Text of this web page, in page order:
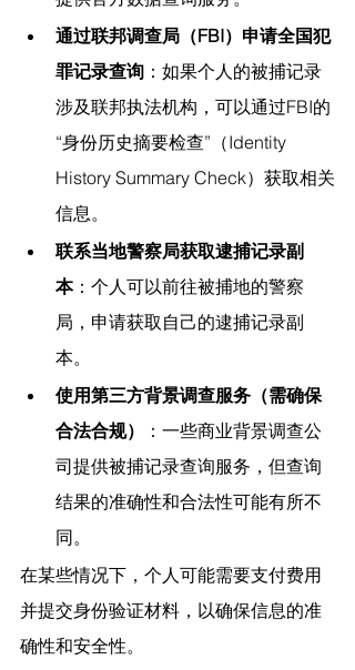
通过联邦调查局（FBI）申请全国犯
罪记录查询 ：如果个人的被捕记录
涉及联邦执法机构，可以通过FBI的
“身份历史摘要检查”（Identity
History Summary Check）获取相关
信息。
联系当地警察局获取逮捕记录副
本：个人可以前往被捕地的警察
局，申请获取自己的逮捕记录副
本。
使用第三方背景调查服务（需确保
合法合规）
：一些商业背景调查公
司提供被捕记录查询服务，但查询
结果的准确性和合法性可能有所不
同。
在某些情况下，个人可能需要支付费用
并提交身份验证材料，以确保信息的准
确性和安全性。